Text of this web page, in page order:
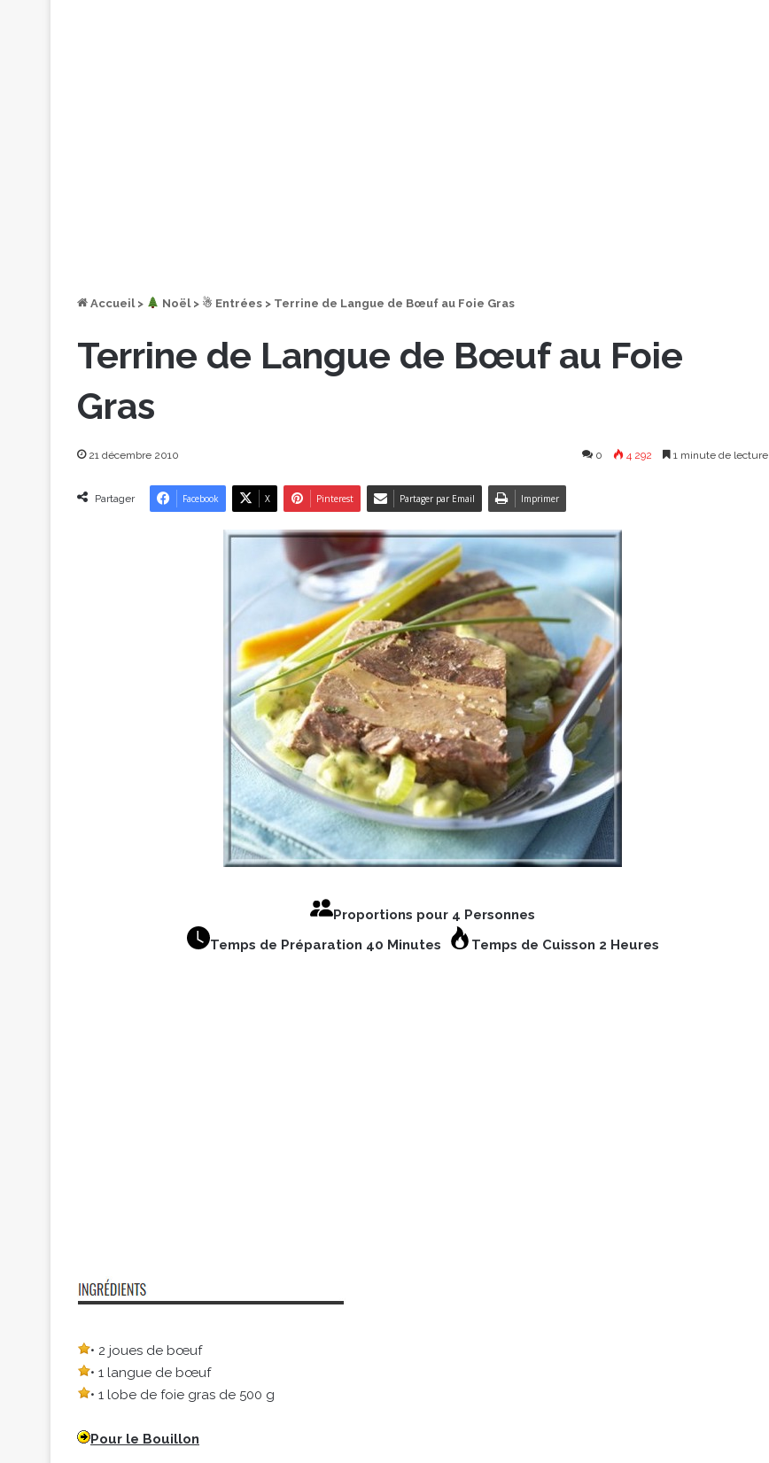
Accueil > ︎ Noël > ☃ Entrées > Terrine de Langue de Bœuf au Foie Gras
Terrine de Langue de Bœuf au Foie
Gras
21 décembre 2010 0 4 292 1 minute de lecture
Partager Facebook X Pinterest Partager par Email Imprimer
Proportions pour 4 Personnes
Temps de Préparation 40 Minutes
Temps de Cuisson 2 Heures
• 2 joues de bœuf
• 1 langue de bœuf
• 1 lobe de foie gras de 500 g
Pour le Bouillon